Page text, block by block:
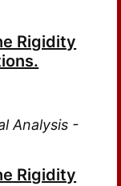
Rigidity
Analysis -
Rigidity